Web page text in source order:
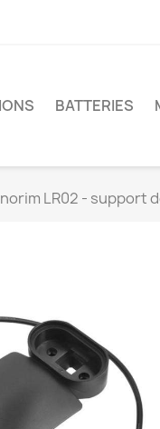
BATTERIES
LR02 - support